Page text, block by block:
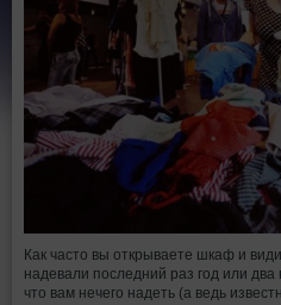
Как часто вы открываете шкаф и
надевали последний раз год или два
что вам нечего надеть (а ведь